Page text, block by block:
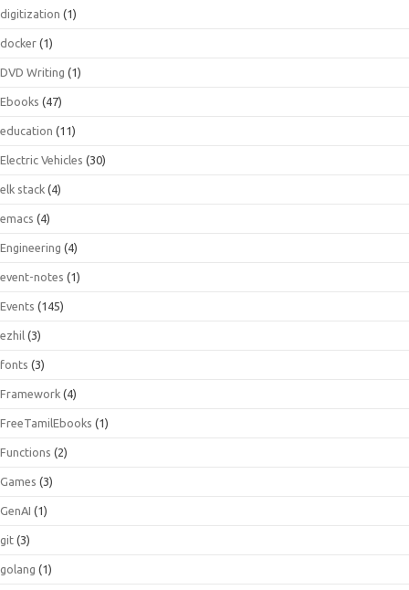
digitization (1)
docker (1)
DVD Writing (1)
Ebooks (47)
education (11)
Electric Vehicles (30)
elk stack (4)
emacs (4)
Engineering (4)
event-notes (1)
Events (145)
ezhil (3)
fonts (3)
Framework (4)
FreeTamilEbooks (1)
Functions (2)
Games (3)
GenAI (1)
git (3)
golang (1)